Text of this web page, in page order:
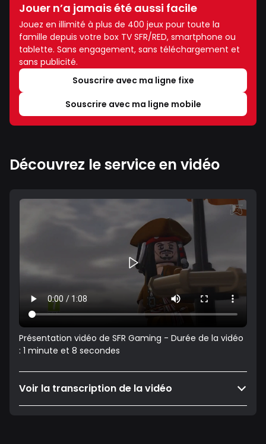
Jouer n’a jamais été aussi facile
Jouez en illimité à plus de 400 jeux pour toute la
famille depuis votre box TV SFR/RED, smartphone ou
tablette. Sans engagement, sans téléchargement et
sans publicité.
Souscrire avec ma ligne fixe
Souscrire avec ma ligne mobile
Découvrez le service en vidéo
Présentation vidéo de SFR Gaming - Durée de la vidéo
: 1 minute et 8 secondes
Voir la transcription de la vidéo